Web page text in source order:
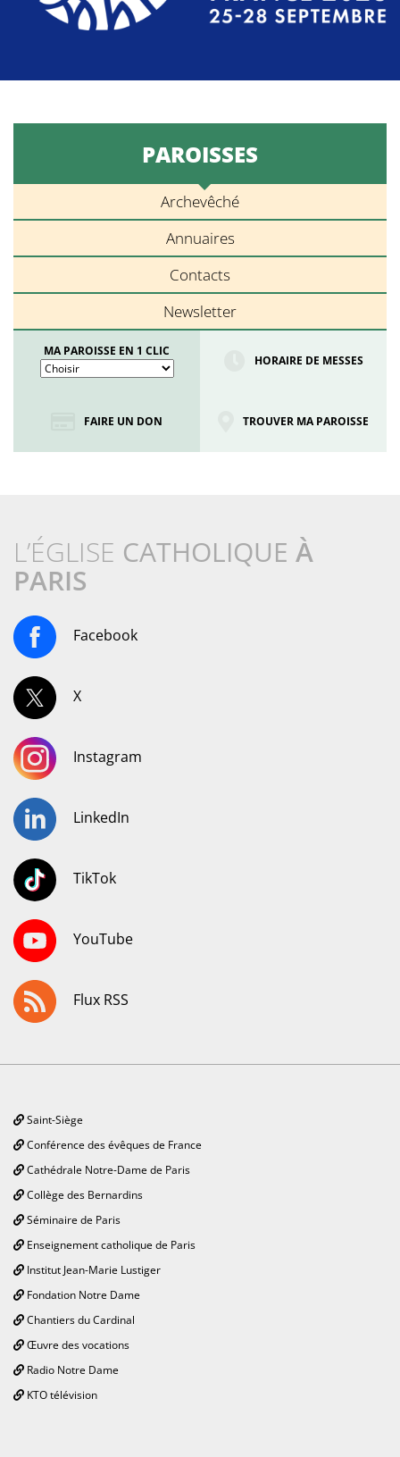
PAROISSES
Archevêché
Annuaires
Contacts
Newsletter
MA PAROISSE EN 1 CLIC
HORAIRE DE MESSES
FAIRE UN DON TROUVER MA PAROISSE
L’ÉGLISE CATHOLIQUE À
PARIS
Facebook
X
Instagram
LinkedIn
TikTok
YouTube
Flux RSS
Saint-Siège
Conférence des évêques de France
Cathédrale Notre-Dame de Paris
Collège des Bernardins
Séminaire de Paris
Enseignement catholique de Paris
Institut Jean-Marie Lustiger
Fondation Notre Dame
Chantiers du Cardinal
Œuvre des vocations
Radio Notre Dame
KTO télévision